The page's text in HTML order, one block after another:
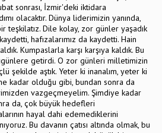
sonrası, İzmir'deki iktidara
olacaktır. Dünya liderimizin yanında,
Dile kolay, zor günler yaşadık
hafızalarımız da kaydetti. Hain
Kumpaslarla karşı karşıya kaldık. Bu
getirdi. O zor günleri milletimizin
şekilde aştık. Yeter ki inanalım, yeter ki
kadar olduğu gibi, bundan sonra da
vazgeçmeyelim. Şimdiye kadar
da, çok büyük hedefleri
hayal dahi edemediklerini
Bu davanın çatısı altında olmak, bu